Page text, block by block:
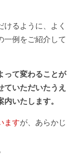
るように、よく
一例をご紹介して
って変わることが
ていただいたうえ
いたします。
ますが、あらかじ